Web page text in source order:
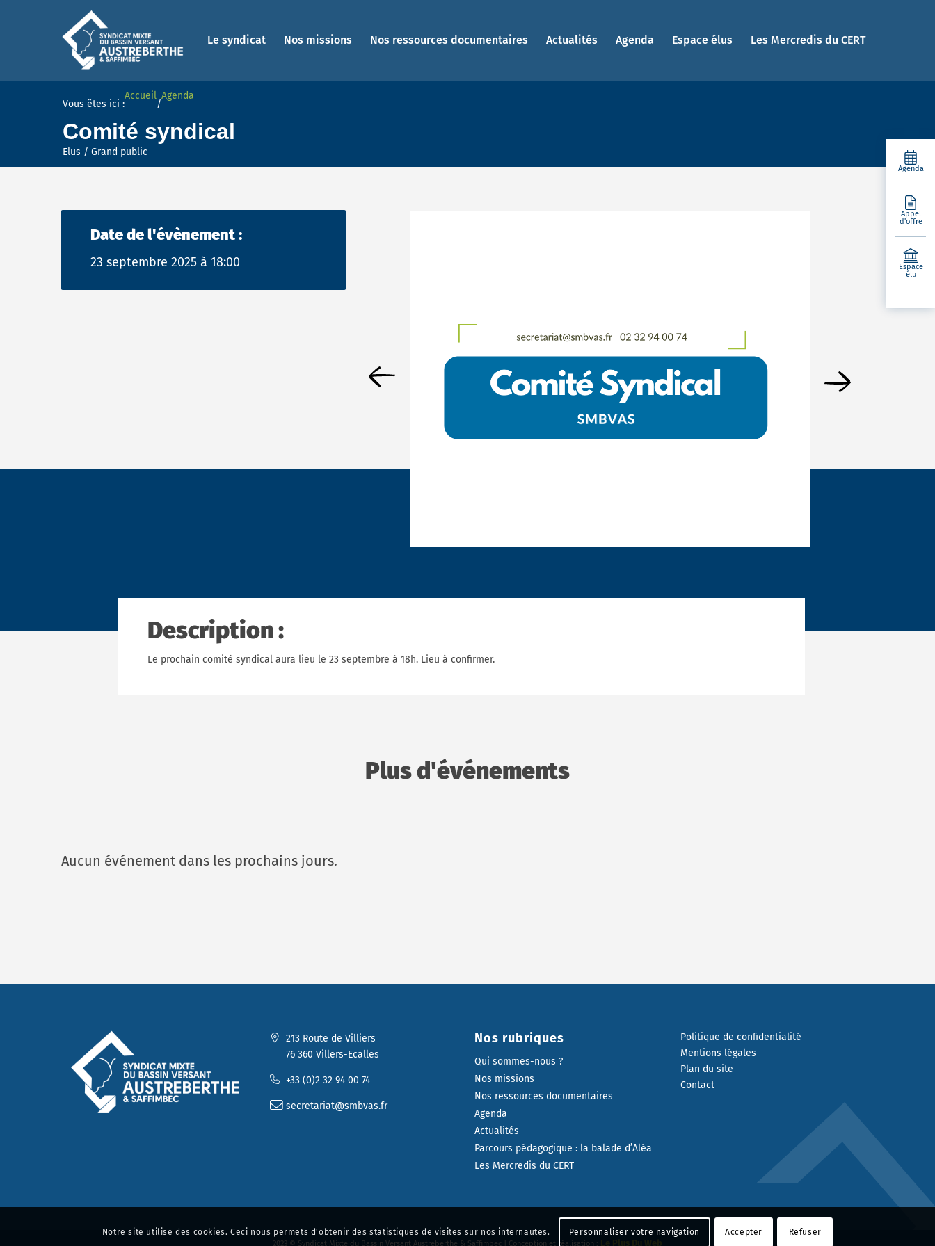
Le syndicat Nos missions Nos ressources documentaires Actualités Agenda Espace élus Les Mercredis du CERT
Agenda
Appel
d'offre
Espace
élu
Vous êtes ici :
Accueil
/
Agenda
Comité syndical
Elus / Grand public
Date de l'évènement :
23 septembre 2025 à 18:00
Description :
Le prochain comité syndical aura lieu le 23 septembre à 18h. Lieu à confirmer.
Plus d'événements
Aucun événement dans les prochains jours.
213 Route de Villiers
76 360 Villers-Ecalles
+33 (0)2 32 94 00 74
secretariat@smbvas.fr
Nos rubriques
Qui sommes-nous ?
Nos missions
Nos ressources documentaires
Agenda
Actualités
Parcours pédagogique : la balade d’Aléa
Les Mercredis du CERT
Politique de confidentialité
Mentions légales
Plan du site
Contact
2023 © Syndicat Mixte du Bassin Versant Austreberthe & Saffimbec | Conception et réalisation :
Notre site utilise des cookies. Ceci nous permets d'obtenir des statistiques de visites sur nos internautes. Personnaliser votre navigation Accepter Refuser